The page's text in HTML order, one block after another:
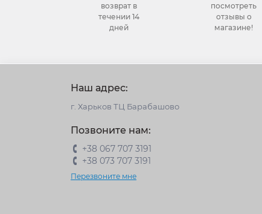
возврат в
течении 14
дней
посмотреть
отзывы о
магазине!
Наш адрес:
г. Харьков ТЦ Барабашово
Позвоните нам:
+38 067 707 3191
+38 073 707 3191
Перезвоните мне